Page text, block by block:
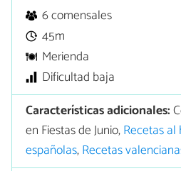
6 comensales
45m
Merienda
Dificultad baja
Características adicionales:
en Fiestas de Junio,Recetas al
españolas,Recetas